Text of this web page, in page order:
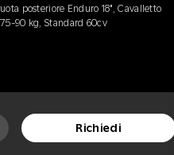
posteriore Enduro 18", Cavalletto
90 kg, Standard 60cv
Richiedi